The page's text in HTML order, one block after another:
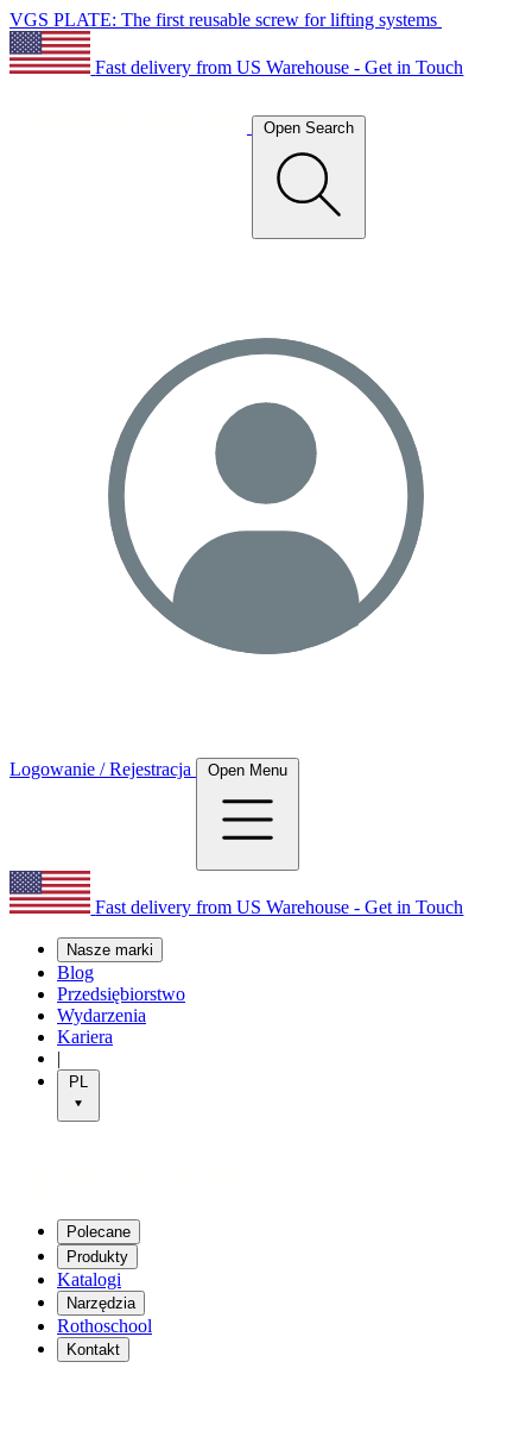
VGS PLATE: The first reusable screw for lifting systems
Fast delivery from US Warehouse - Get in Touch
Open Search
Logowanie / Rejestracja Open Menu
Fast delivery from US Warehouse - Get in Touch
Nasze marki
Blog
Przedsiębiorstwo
Wydarzenia
Kariera
|
PL
Polecane
Produkty
Katalogi
Narzędzia
Rothoschool
Kontakt